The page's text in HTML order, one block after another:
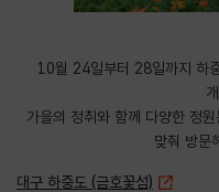
10월 24일부터 28일까지 하
가을의 정취와 함께 다양한 정
맞춰 방문
대구 하중도 (금호꽃섬)